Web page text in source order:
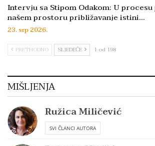
Intervju sa Stipom Odakom: U
našem prostoru približavanje istini…
23. srp 2026.
PRETHODNO SLJEDEĆE 1 od 198
MIŠLJENJA
Ružica Miličević
SVI ČLANCI AUTORA